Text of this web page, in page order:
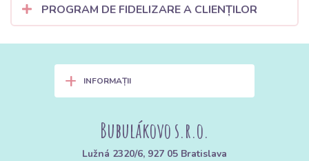
PROGRAM DE FIDELIZARE A CLIENȚILOR
+ INFORMAȚII
Bubulákovo s.r.o.
Lužná 2320/6, 927 05 Bratislava